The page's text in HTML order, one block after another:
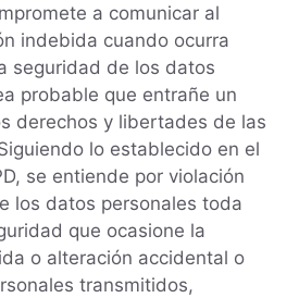
a comunicar al
indebida cuando ocurra
seguridad de los datos
probable que entrañe un
derechos y libertades de las
lo establecido en el
se entiende por violación
los datos personales toda
que ocasione la
o alteración accidental o
transmitidos,